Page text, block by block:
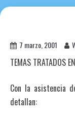
7 marzo, 2001
TEMAS TRATADOS
Con la asistencia
detallan: